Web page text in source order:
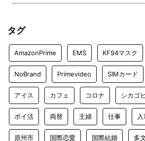
タグ
AmazonPrime EMS KF94マスク
NoBrand Primevideo SIMカード
アイス カフェ コロナ シカゴ
ポイ活 両替 主婦 仕事
原州市 国際恋愛 国際結婚 多